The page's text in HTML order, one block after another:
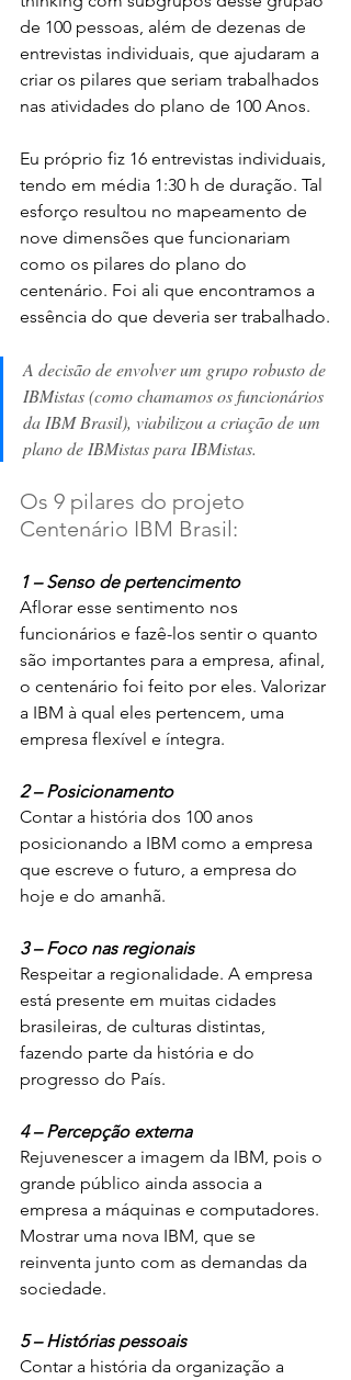
de 100 pessoas, além de dezenas de
entrevistas individuais, que ajudaram a
criar os pilares que seriam trabalhados
nas atividades do plano de 100 Anos.
Eu próprio fiz 16 entrevistas individuais,
tendo em média 1:30 h de duração. Tal
esforço resultou no mapeamento de
nove dimensões que funcionariam
como os pilares do plano do
centenário. Foi ali que encontramos a
essência do que deveria ser trabalhado.
A decisão de envolver um grupo robusto de
IBMistas (como chamamos os funcionários
da IBM Brasil), viabilizou a criação de um
plano de IBMistas para IBMistas.
Os 9 pilares do projeto
Centenário IBM Brasil:
1 – Senso de pertencimento
Aflorar esse sentimento nos
funcionários e fazê-los sentir o quanto
são importantes para a empresa, afinal,
o centenário foi feito por eles. Valorizar
a IBM à qual eles pertencem, uma
empresa flexível e íntegra.
2 – Posicionamento
Contar a história dos 100 anos
posicionando a IBM como a empresa
que escreve o futuro, a empresa do
hoje e do amanhã.
3 – Foco nas regionais
Respeitar a regionalidade. A empresa
está presente em muitas cidades
brasileiras, de culturas distintas,
fazendo parte da história e do
progresso do País.
4 – Percepção externa
Rejuvenescer a imagem da IBM, pois o
grande público ainda associa a
empresa a máquinas e computadores.
Mostrar uma nova IBM, que se
reinventa junto com as demandas da
sociedade.
5 – Histórias pessoais
Contar a história da organização a